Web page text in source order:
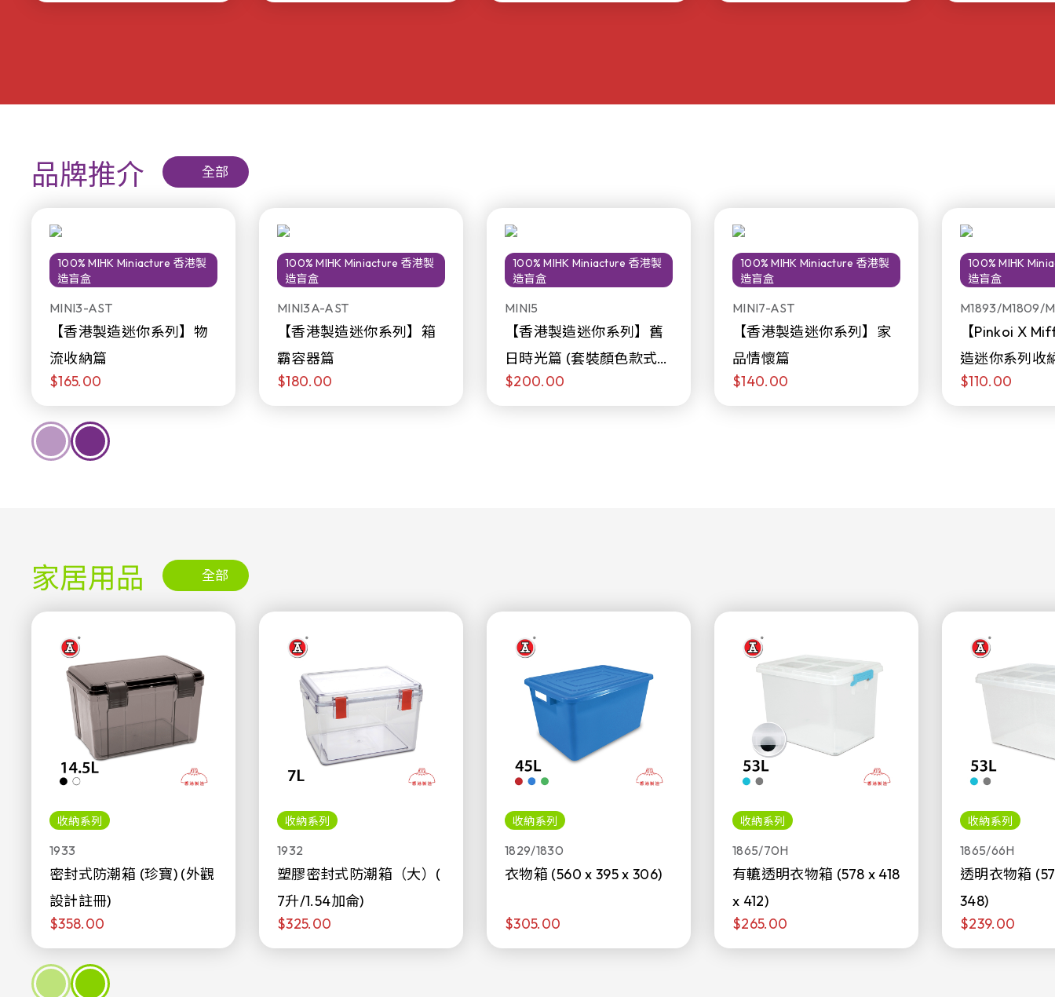
品牌推介 全部
100% MIHK Miniacture 香港製
造盲盒
MINI3-AST
【香港製造迷你系列】物
流收納篇
$165.00
100% MIHK Miniacture 香港製
造盲盒
MINI3A-AST
【香港製造迷你系列】箱
霸容器篇
$180.00
100% MIHK Miniacture 香港製
造盲盒
MINI5
【香港製造迷你系列】舊
日時光篇 (套裝顏色款式隨
機販售)
$200.00
100% MIHK Miniacture 香港製
造盲盒
MINI7-AST
【香港製造迷你系列】家
品情懷篇
$140.00
100% MIHK
造盲盒
M1893/M1809/
【Pinkoi X
造迷你系列收
日限定發售)
$110.00
家居用品 全部
收納系列
1933
密封式防潮箱 (珍寶) (外觀
設計註冊)
$358.00
收納系列
1932
塑膠密封式防潮箱（大）(
7升/1.54加侖)
$325.00
收納系列
1829/1830
衣物箱 (560 x 395 x 306)
$305.00
收納系列
1865/70H
有轆透明衣物箱 (578 x 418
x 412)
$265.00
收納系列
1865/66H
透明衣物箱
348)
$239.00